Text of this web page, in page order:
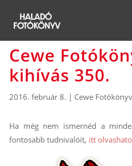
Cewe
kihívás 350.
2016. február 8. | Cewe
Ha még nem ismernéd a
fontosabb tudnivalóit, itt